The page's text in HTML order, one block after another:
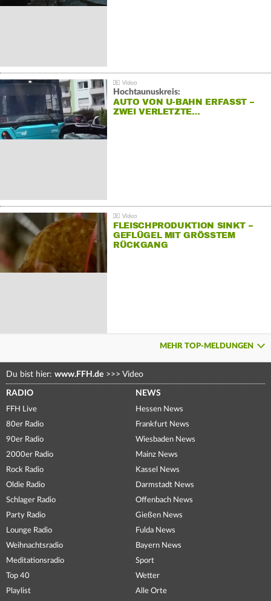
Hochtaunuskreis:
AUTO VON U-BAHN ERFASST –
ZWEI VERLETZTE…
FLEISCHPRODUKTION SINKT –
GEFLÜGEL MIT GRÖSSTEM R
ÜCKGANG
MEHR TOP-MELDUNGEN
Du bist hier: www.FFH.de >>> Video
RADIO
FFH Live
80er Radio
90er Radio
2000er Radio
Rock Radio
Oldie Radio
Schlager Radio
Party Radio
Lounge Radio
Weihnachtsradio
Meditationsradio
Top 40
Playlist
NEWS
Hessen News
Frankfurt News
Wiesbaden News
Mainz News
Kassel News
Darmstadt News
Offenbach News
Gießen News
Fulda News
Bayern News
Sport
Wetter
Alle Orte